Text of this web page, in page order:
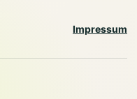
Impressum